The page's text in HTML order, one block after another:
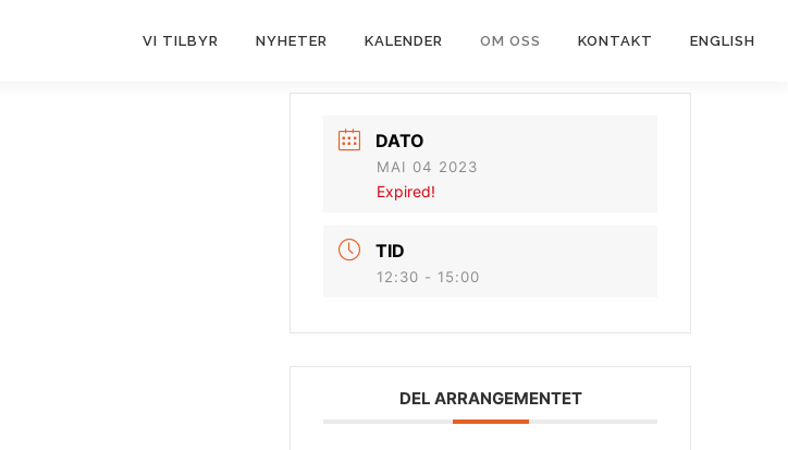
VI TILBYR NYHETER KALENDER OM OSS KONTAKT ENGLISH
DATO
MAI 04 2023
Expired!
TID
12:30 - 15:00
DEL ARRANGEMENTET